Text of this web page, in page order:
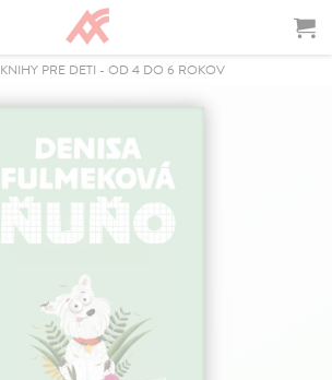
KNIHY PRE DETI - OD 4 DO 6 ROKOV